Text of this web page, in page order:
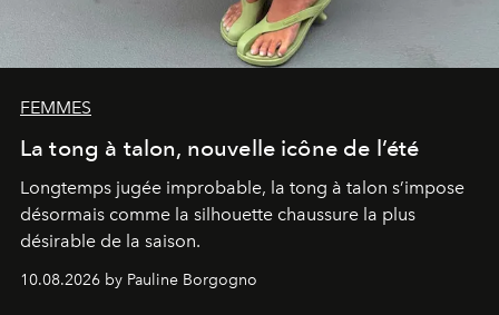
FEMMES
La tong à talon, nouvelle icône de l’été
Longtemps jugée improbable, la tong à talon s’impose
désormais comme la silhouette chaussure la plus
désirable de la saison.
10.08.2026 by Pauline Borgogno